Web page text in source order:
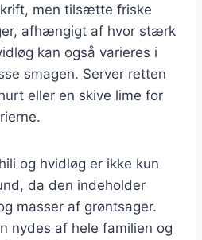
men tilsætte friske
afhængigt af hvor stærk
kan også varieres i
smagen. Server retten
eller en skive lime for
og hvidløg er ikke kun
da den indeholder
masser af grøntsager.
nydes af hele familien og